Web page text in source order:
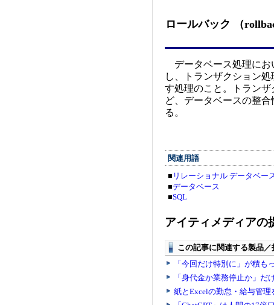
ロールバック （
データベース処理にお
し、トランザクション
す処理のこと。トラン
ど、データベースの整
る。
関連用語
■ リレーショナル データベー
■データベース
■SQL
アイティメディアの